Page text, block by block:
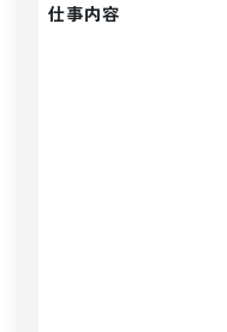
仕事内容